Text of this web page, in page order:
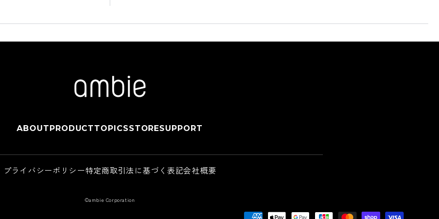
ABOUTPRODUCTTOPICSSTORESUPPORT
プライバシーポリシー特定商取引法に基づく表記会社概要
©ambie Corporation